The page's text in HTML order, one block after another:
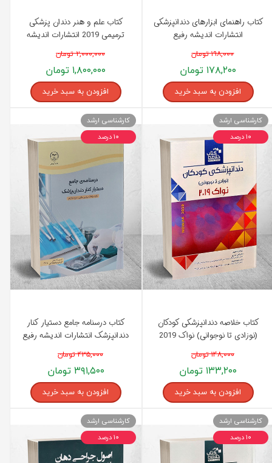
کتاب راهنمای ابزارهای دندانپزشکی
انتشارات اندیشه رفیع
۱۹۸,۰۰۰ تومان
۱۷۸,۲۰۰ تومان
افزودن به سبد خرید
کتاب علم و هنر دندان پزشکی
ترمیمی 2019 انتشارات اندیشه
۲,۰۰۰,۰۰۰ تومان
۱,۸۰۰,۰۰۰ تومان
افزودن به سبد خرید
کتاب خلاصه دندانپزشکی کودکان
(نوزادی تا نوجوانی) نواک 2019
۱۴۸,۰۰۰ تومان
۱۳۳,۲۰۰ تومان
افزودن به سبد خرید
کارشناسی ارشد
۱۰ درصد
کتاب درسنامه جامع دستیار کنار
دندانپزشک انتشارات اندیشه رفیع
۴۳۵,۰۰۰ تومان
۳۹۱,۵۰۰ تومان
افزودن به سبد خرید
کارشناسی ارشد
۱۰ درصد
کارشناسی ارشد
۱۰ درصد
کارشناسی ارشد
۱۰ درصد